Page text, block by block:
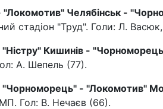
"Локомотив" Челябінськ -
стадіон "Труд". Голи: Л.
"Ністру" Кишинів -
А. Шепель (77).
"Чорноморець" - "Локомотив"
Гол: В. Нечаєв (66).